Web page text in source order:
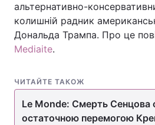
альтернативно-
колишній радник
Дональда Трампа. Про це
Mediaite.
ЧИТАЙТЕ ТАКОЖ
Le Monde: Смерть Сенцова
остаточною перемогою